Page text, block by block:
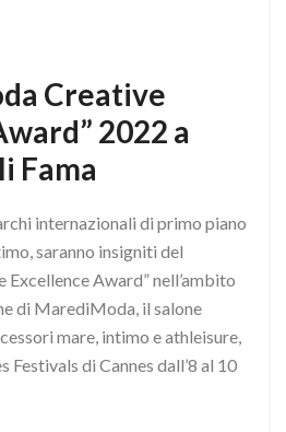
Creative
2022 a
Fama
internazionali di primo piano
saranno insigniti del
Award” nell’ambito
di MarediModa, il salone
mare, intimo e athleisure,
Festivals di Cannes dall’8 al 10